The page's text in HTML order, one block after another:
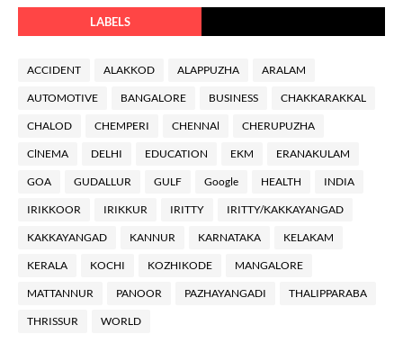
LABELS
ACCIDENT ALAKKOD ALAPPUZHA ARALAM
AUTOMOTIVE BANGALORE BUSINESS CHAKKARAKKAL
CHALOD CHEMPERI CHENNAl CHERUPUZHA
ClNEMA DELHI EDUCATION EKM ERANAKULAM
GOA GUDALLUR GULF Google HEALTH INDIA
IRIKKOOR IRIKKUR IRITTY IRITTY/KAKKAYANGAD
KAKKAYANGAD KANNUR KARNATAKA KELAKAM
KERALA KOCHI KOZHIKODE MANGALORE
MATTANNUR PANOOR PAZHAYANGADI THALIPPARABA
THRISSUR WORLD